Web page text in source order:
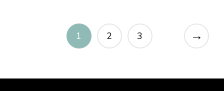
1 2 3 →